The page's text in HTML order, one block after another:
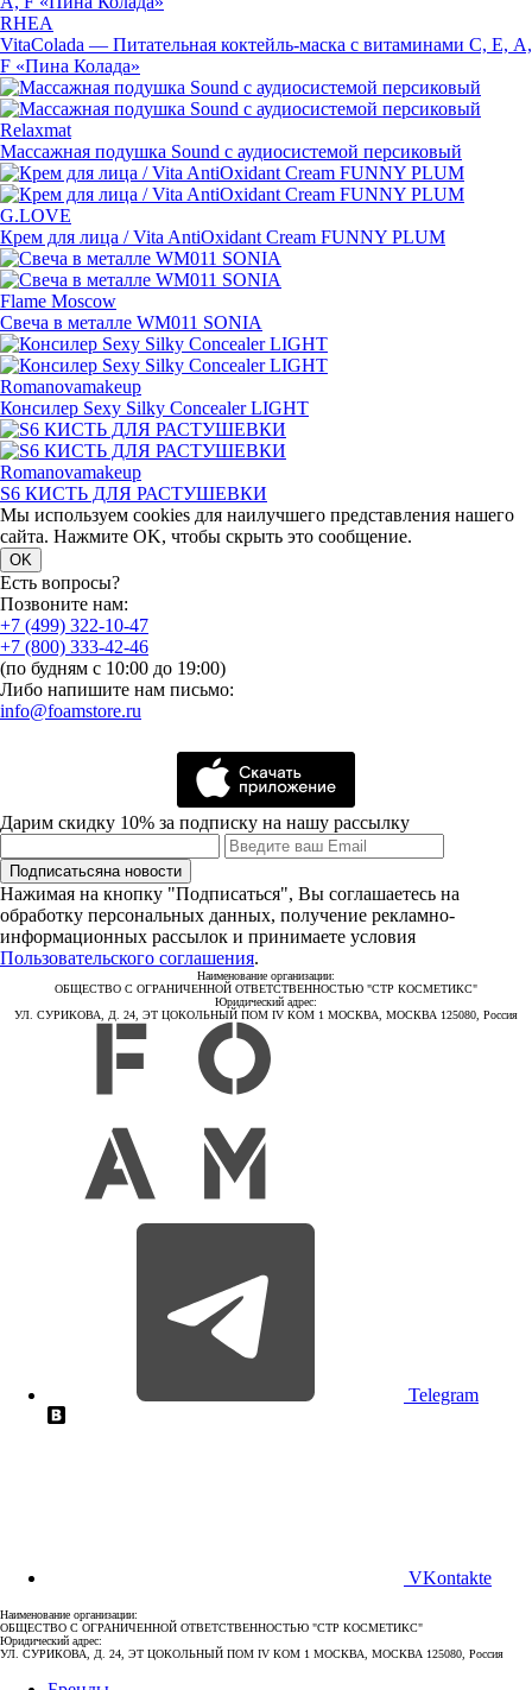
RHEA
VitaColada — Питательная коктейль-маска с витаминами С, Е, А,
F «Пина Колада»
Relaxmat
Массажная подушка Sound с аудиосистемой персиковый
G.LOVE
Крем для лица / Vita AntiOxidant Cream FUNNY PLUM
Flame Moscow
Свеча в металле WM011 SONIA
Romanovamakeup
Консилер Sexy Silky Concealer LIGHT
Romanovamakeup
S6 КИСТЬ ДЛЯ РАСТУШЕВКИ
Мы используем cookies для наилучшего представления нашего
сайта. Нажмите OK, чтобы скрыть это сообщение.
OK
Есть вопросы?
Позвоните нам:
+7 (499) 322-10-47
+7 (800) 333-42-46
(по будням с 10:00 до 19:00)
Либо напишите нам письмо:
info@foamstore.ru
Дарим скидку 10% за подписку на нашу рассылку
Подписатьсяна новости
Нажимая на кнопку "Подписаться", Вы соглашаетесь на
обработку персональных данных, получение рекламно-
информационных рассылок и принимаете условия
Пользовательского соглашения.
Наименование организации:
ОБЩЕСТВО С ОГРАНИЧЕННОЙ ОТВЕТСТВЕННОСТЬЮ "СТР КОСМЕТИКС"
Юридический адрес:
УЛ. СУРИКОВА, Д. 24, ЭТ ЦОКОЛЬНЫЙ ПОМ IV КОМ 1 МОСКВА, МОСКВА 125080, Россия
Telegram
VKontakte
Наименование организации:
ОБЩЕСТВО С ОГРАНИЧЕННОЙ ОТВЕТСТВЕННОСТЬЮ "СТР КОСМЕТИКС"
Юридический адрес:
УЛ. СУРИКОВА, Д. 24, ЭТ ЦОКОЛЬНЫЙ ПОМ IV КОМ 1 МОСКВА, МОСКВА 125080, Россия